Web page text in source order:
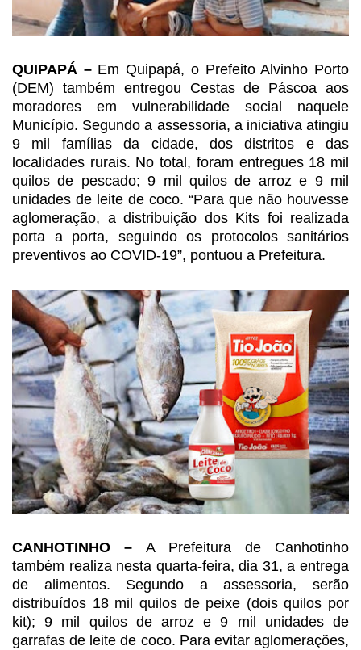
QUIPAPÁ – Em Quipapá, oPrefeito Alvinho Porto
(DEM) também entregou Cestas de Páscoa aos
moradores em vulnerabilidade social naquele
Município. Segundo a assessoria, a iniciativa atingiu
9 mil
famílias da cidade, dos distritos e das
localidades rurais. No total, foram entregues 18 mil
quilos de pescado; 9 mil quilos de arroz e 9 mil
unidades de leite de coco. “Para que não houvesse
aglomeração, a distribuição dos Kits foi realizada
porta a porta, seguindo os protocolos sanitários
preventivos ao COVID-19”, pontuou a Prefeitura.
CANHOTINHO – APrefeitura de Canhotinho
também realiza nesta quarta-feira, dia 31, a entrega
de alimentos. Segundo a assessoria, serão
distribuídos 18 mil quilos de peixe (dois quilos por
kit); 9 mil quilos de arroz e 9 mil unidades de
garrafas de leite de coco. Para evitar aglomerações,